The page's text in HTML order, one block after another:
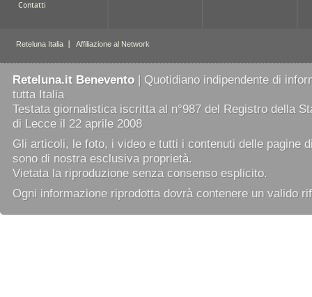
Reteluna.it Benevento | Quotidiano indipendente di
tutta Italia
Testata giornalistica iscritta al n°987 del Registro della
di Lecce il 22 aprile 2008
Gli articoli, le foto, i video e tutti i contenuti delle pagine
sono di nostra esclusiva proprietà.
Vietata la riproduzione senza consenso esplicito.
Ogni informazione riprodotta dovrà contenere un valido